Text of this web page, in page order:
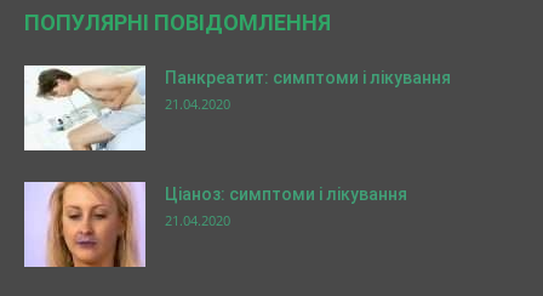
ПОПУЛЯРНІ ПОВІДОМЛЕННЯ
Панкреатит: симптоми і лікування
21.04.2020
Ціаноз: симптоми і лікування
21.04.2020